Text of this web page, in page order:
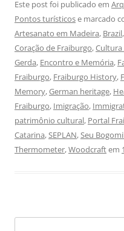
Este post foi publicado em
Pontos turísticose marcado
Artesanato em Madeira, Brazil,
Coração de Fraiburgo,Cultura
Gerda, Encontro e Memória,
Fraiburgo, Fraiburgo History,
Memory,German heritage,
Fraiburgo, Imigração,
patrimônio cultural, Portal
Catarina,SEPLAN,Seu
Thermometer,Woodcraftem